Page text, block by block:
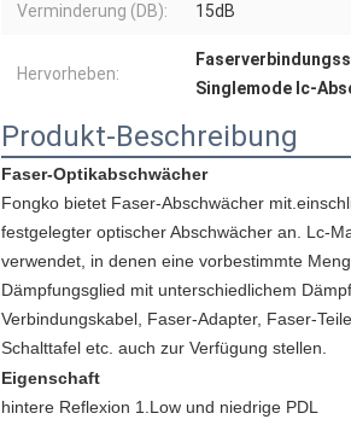
Verminderung (DB): 15dB
Hervorheben:
Singlemode lc-
Produkt-Beschreibung
Faser-Optikabschwächer
Fongko bietet Faser-Abschwächer
festgelegter optischer Abschwächer an. Lc-
verwendet, in denen eine vorbestimmte
Dämpfungsglied mit unterschiedlichem
Verbindungskabel, Faser-Adapter, Faser-
Schalttafel etc. auch zur Verfügung stellen.
Eigenschaft
hintere Reflexion 1.Low und niedrige PDL